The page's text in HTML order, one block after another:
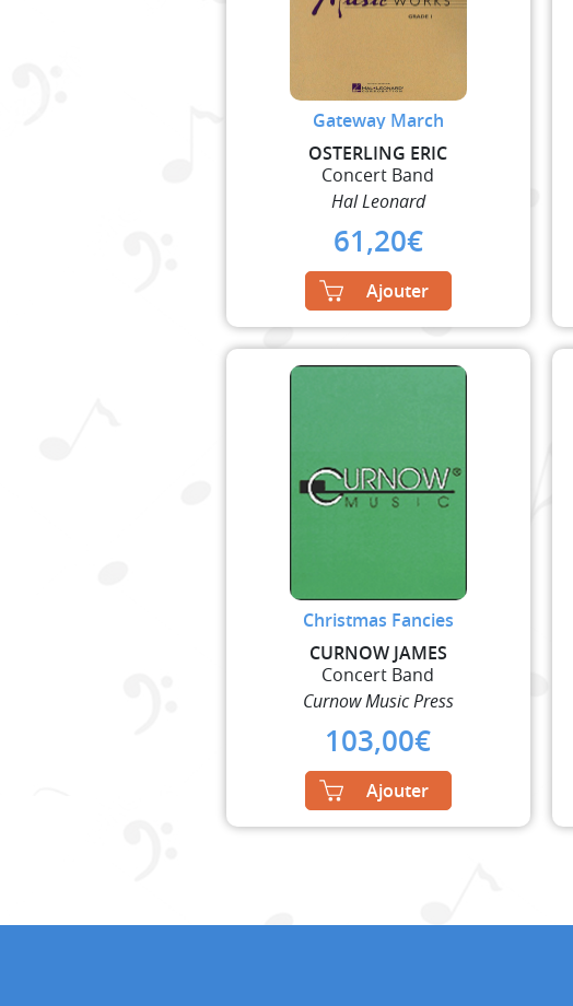
Gateway March
OSTERLING ERIC
Concert Band
Hal Leonard
61,20€
Ajouter
Christmas Fancies
CURNOW JAMES
Concert Band
Curnow Music Press
103,00€
Ajouter